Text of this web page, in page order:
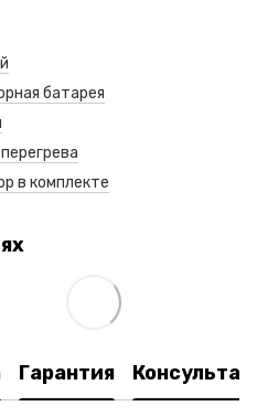
батарея
в комплекте
Гарантия